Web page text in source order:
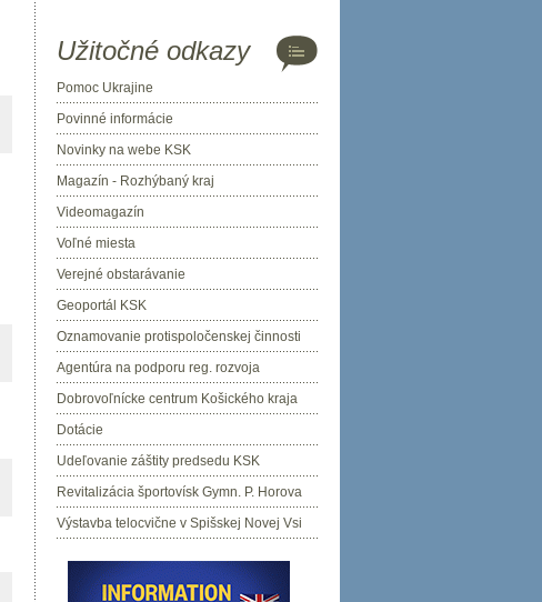
Užitočné odkazy
Pomoc Ukrajine
Povinné informácie
Novinky na webe KSK
Magazín - Rozhýbaný kraj
Videomagazín
Voľné miesta
Verejné obstarávanie
Geoportál KSK
Oznamovanie protispoločenskej činnosti
Agentúra na podporu reg. rozvoja
Dobrovoľnícke centrum Košického kraja
Dotácie
Udeľovanie záštity predsedu KSK
Revitalizácia športovísk Gymn. P. Horova
Výstavba telocvične v Spišskej Novej Vsi